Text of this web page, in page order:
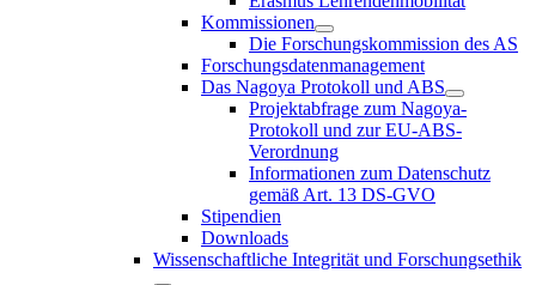
Kommissionen
Die Forschungskommission des AS
Forschungsdatenmanagement
Das Nagoya Protokoll und ABS
Projektabfrage zum Nagoya-
Protokoll und zur EU-ABS-
Verordnung
Informationen zum Datenschutz
gemäß Art. 13 DS-GVO
Stipendien
Downloads
Wissenschaftliche Integrität und Forschungsethik